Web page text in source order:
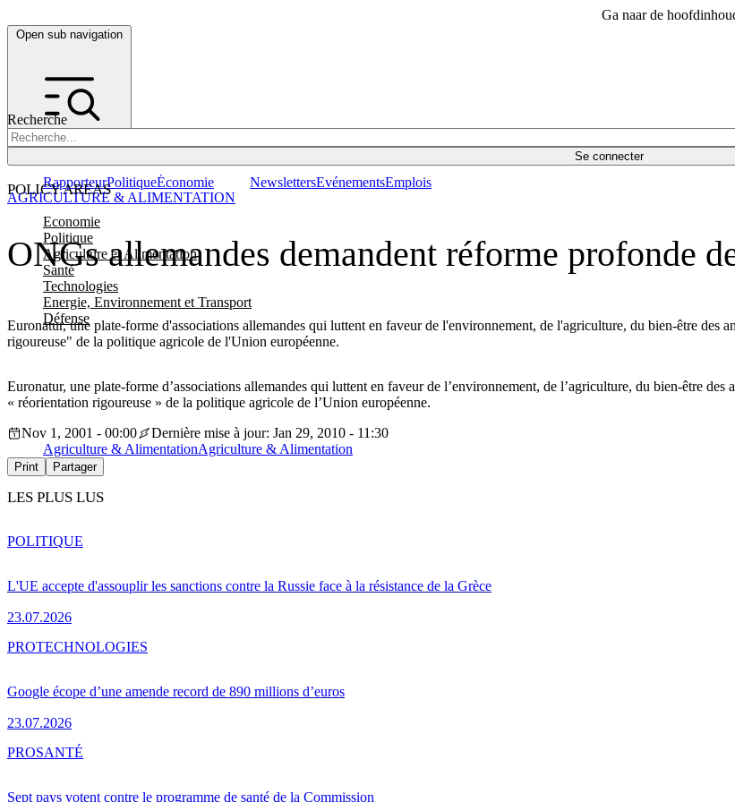
Ga naar de
Open sub navigation
Recherche
Se connecter
POLICY AREAS
Economie
Politique
Agriculture et Alimentation
Santé
Technologies
Energie, Environnement et Transport
Défense
RapporteurPolitiqueÉconomie NewslettersEvénementsEmplois
ONGs allemandes demandent réforme profonde
Euronatur, une plate-forme d'associations allemandes qui luttent en faveur de l'environnement, de l'agriculture, du bien-être des
rigoureuse" de la politique agricole de l'Union européenne.
AGRICULTURE & ALIMENTATION
Euronatur, une plate-forme d’associations allemandes qui luttent en faveur de l’environnement, de l’agriculture, du bien-être
« réorientation rigoureuse » de la politique agricole de l’Union européenne.
Nov 1, 2001 - 00:00
Dernière mise à jour: Jan 29, 2010 - 11:30
Agriculture & AlimentationAgriculture & Alimentation
Print Partager
LES PLUS LUS
L'UE accepte d'assouplir les sanctions contre la Russie face à la résistance de la Grèce
23.07.2026
POLITIQUE
Google écope d’une amende record de 890 millions d’euros
23.07.2026
PROTECHNOLOGIES
Sept pays votent contre le programme de santé de la Commission
PROSANTÉ